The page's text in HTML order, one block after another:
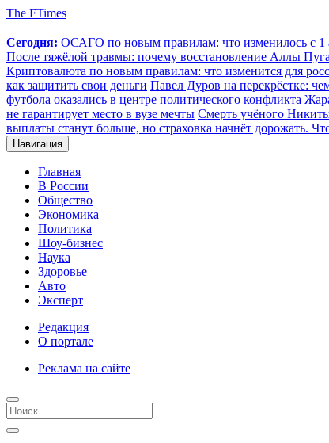
The FTimes
Сегодня: ОСАГО по новым правилам: что изменилось с 1
После тяжёлой травмы: почему восстановление Аллы
Криптовалюта по новым правилам: что изменится для
как защитить свои деньги Павел Дуров на перекрёстке:
футбола оказались в центре политического конфликта
не гарантирует место в вузе мечты Смерть учёного Никиты
выплаты станут больше, но страховка начнёт дорожать.
Навигация
Главная
В России
Общество
Экономика
Политика
Шоу-бизнес
Наука
Здоровье
Авто
Эксперт
Редакция
О портале
Реклама на сайте